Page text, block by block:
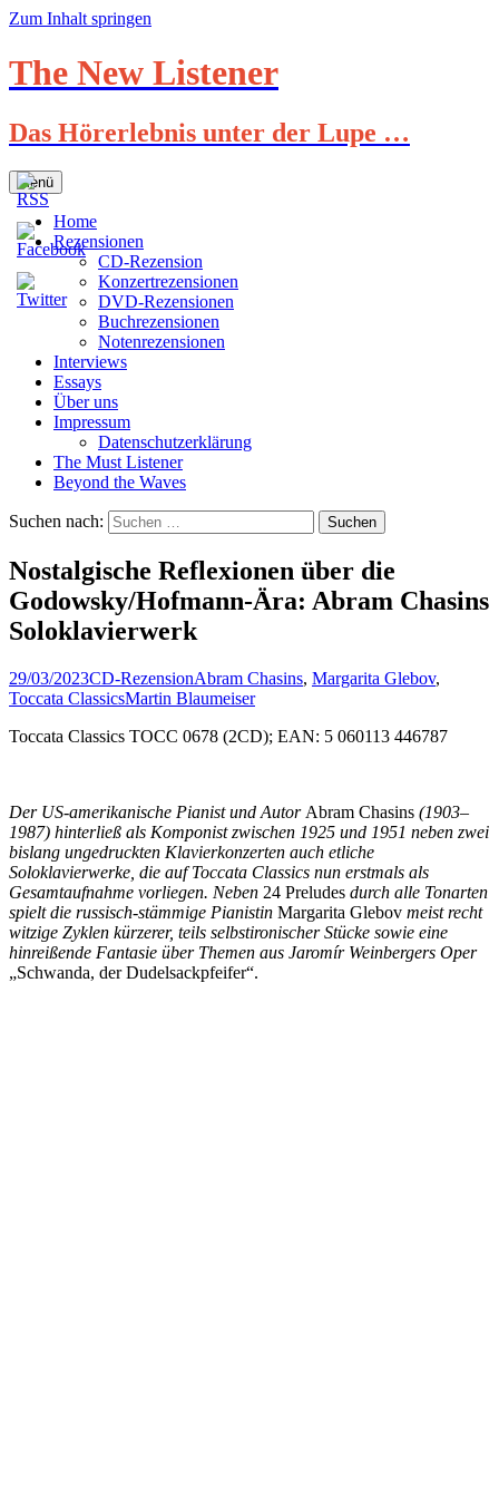
Zum Inhalt springen
The New Listener
Das Hörerlebnis unter der Lupe …
Menü
Home
Rezensionen
CD-Rezension
Konzertrezensionen
DVD-Rezensionen
Buchrezensionen
Notenrezensionen
Interviews
Essays
Über uns
Impressum
Datenschutzerklärung
The Must Listener
Beyond the Waves
Suchen nach:
Nostalgische Reflexionen über die
Godowsky/Hofmann-Ära: Abram Chasins
Soloklavierwerk
29/03/2023CD-RezensionAbram Chasins, Margarita Glebov,
Toccata ClassicsMartin Blaumeiser
Toccata Classics TOCC 0678 (2CD); EAN: 5 060113 446787
Der US-amerikanische Pianist und Autor Abram Chasins (1903–
1987) hinterließ als Komponist zwischen 1925 und 1951 neben zwei
bislang ungedruckten Klavierkonzerten auch etliche
Soloklavierwerke, die auf Toccata Classics nun erstmals als
Gesamtaufnahme vorliegen. Neben 24 Preludes durch alle Tonarten
spielt die russisch-stämmige Pianistin Margarita Glebov meist recht
witzige Zyklen kürzerer, teils selbstironischer Stücke sowie eine
hinreißende Fantasie über Themen aus Jaromír Weinbergers Oper
„Schwanda, der Dudelsackpfeifer“.